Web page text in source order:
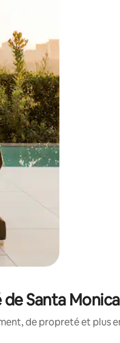
glisser.
Santa
de propreté et plus